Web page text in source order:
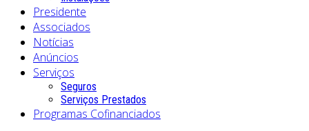
Presidente
Associados
Notícias
Anúncios
Serviços
Seguros
Serviços Prestados
Programas Cofinanciados